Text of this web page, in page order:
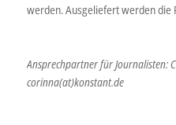
werden. Ausgeliefert werden die
Ansprechpartner für Journalisten:
corinna(at)konstant.de